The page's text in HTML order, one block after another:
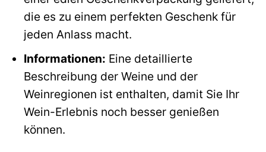
die es zu einem perfekten Geschenk für
jeden Anlass macht.
Informationen: Eine detaillierte
Beschreibung der Weine und der
Weinregionen ist enthalten, damit Sie Ihr
Wein-Erlebnis noch besser genießen
können.